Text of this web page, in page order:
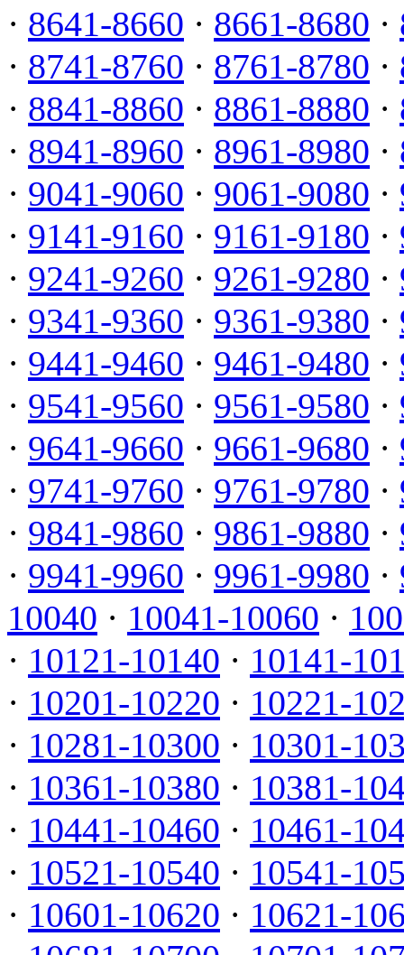
· 8641-8660 · 8661-8680 ·
· 8741-8760 · 8761-8780 ·
· 8841-8860 · 8861-8880 ·
· 8941-8960 · 8961-8980 ·
· 9041-9060 · 9061-9080 ·
· 9141-9160 · 9161-9180 ·
· 9241-9260 · 9261-9280 ·
· 9341-9360 · 9361-9380 ·
· 9441-9460 · 9461-9480 ·
· 9541-9560 · 9561-9580 ·
· 9641-9660 · 9661-9680 ·
· 9741-9760 · 9761-9780 ·
· 9841-9860 · 9861-9880 ·
· 9941-9960 · 9961-9980 ·
10040 · 10041-10060 ·
· 10121-10140 · 10141-
· 10201-10220 · 10221-
· 10281-10300 · 10301-
· 10361-10380 · 10381-
· 10441-10460 · 10461-
· 10521-10540 · 10541-
· 10601-10620 · 10621-